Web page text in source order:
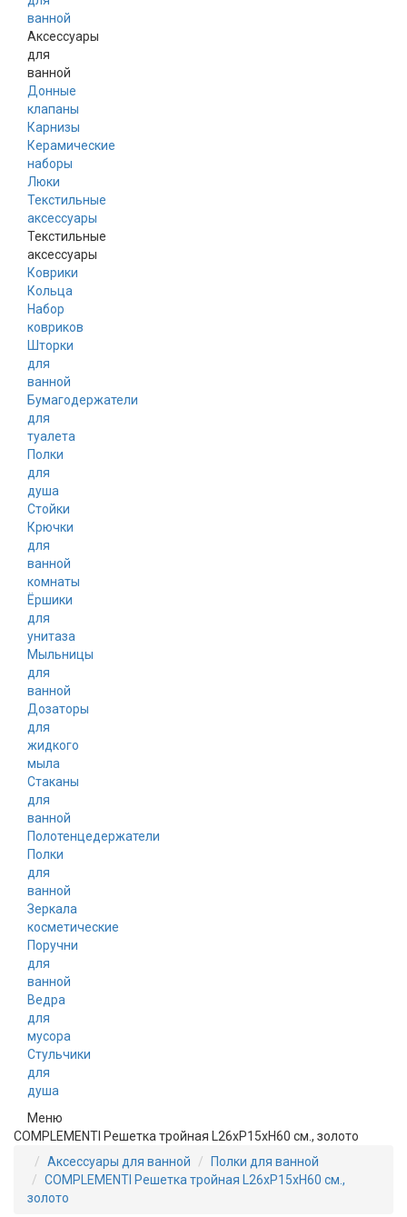
ванной
Аксессуары
для
ванной
Донные
клапаны
Карнизы
Керамические
наборы
Люки
Текстильные
аксессуары
Текстильные
аксессуары
Коврики
Кольца
Набор
ковриков
Шторки
для
ванной
Бумагодержатели
для
туалета
Полки
для
душа
Стойки
Крючки
для
ванной
комнаты
Ёршики
для
унитаза
Мыльницы
для
ванной
Дозаторы
для
жидкого
мыла
Стаканы
для
ванной
Полотенцедержатели
Полки
для
ванной
Зеркала
косметические
Поручни
для
ванной
Ведра
для
мусора
Стульчики
для
душа
Меню
COMPLEMENTI Решетка тройная L26xP15xH60 см., золото
Аксессуары для ванной
Полки для ванной
COMPLEMENTI Решетка тройная L26xP15xH60 см.,
золото